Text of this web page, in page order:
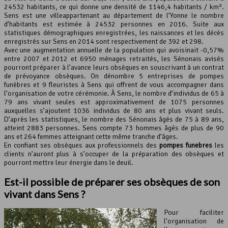
Leaflet, ©OpenStreetMap contributeurs
24532 habitants, ce qui donne une densité de 1146,4 habitants / km².
Sens est une villeappartenant au département de l’Yonne le nombre
d’habitants est estimée à 24532 personnes en 2016. Suite aux
statistiques démographiques enregistrées, les naissances et les décès
enregistrés sur Sens en 2014 sont respectivement de 392 et 298.
Avec une augmentation annuelle de la population qui avoisinait -0,57%
entre 2007 et 2012 et 6950 ménages retraités, les Sénonais avisés
pourront préparer à l’avance leurs obsèques en souscrivant à un contrat
de prévoyance obsèques. On dénombre 5 entreprises de pompes
funèbres et 9 fleuristes à Sens qui offrent de vous accompagner dans
l’organisation de votre cérémonie. À Sens, le nombre d’individus de 65 à
79 ans vivant seules est approximativement de 1075 personnes
auxquelles s’ajoutent 1036 individus de 80 ans et plus vivant seuls.
D’après les statistiques, le nombre des Sénonais âgés de 75 à 89 ans,
atteint 2883 personnes. Sens compte 73 hommes âgés de plus de 90
ans et 264 femmes atteignant cette même tranche d’âges.
En confiant ses obsèques aux professionnels des pompes funèbres les
clients n’auront plus à s’occuper de la préparation des obsèques et
pourront mettre leur énergie dans le deuil.
Est-il possible de préparer ses obsèques de son
vivant dans Sens ?
Pour faciliter
l’organisation de